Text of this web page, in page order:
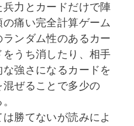
力とカードだけで陣
痛い完全計算ゲーム
ンダム性のあるカー
をうち消したり、相手
強さになるカードを
ぜることで多少の
勝てないが読みによ